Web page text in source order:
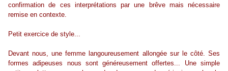
confirmation de ces interprétations par une brêve mais nécessaire
remise en contexte.
Petit exercice de style...
Devant nous, une femme langoureusement allongée sur le côté. Ses
formes adipeuses nous sont généreusement offertes... Une simple